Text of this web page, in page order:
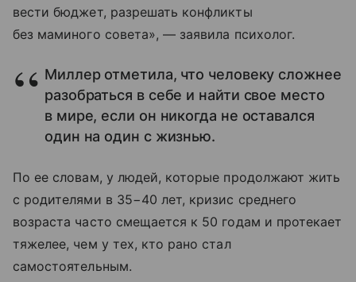
вести бюджет, разрешать конфликты
без маминого совета», — заявила психолог.
Миллер отметила, что человеку сложнее
разобраться в себе и найти свое место
в мире, если он никогда не оставался
один на один с жизнью.
По ее словам, у людей, которые продолжают жить
с родителями в 35−40 лет, кризис среднего
возраста часто смещается к 50 годам и протекает
тяжелее, чем у тех, кто рано стал
самостоятельным.